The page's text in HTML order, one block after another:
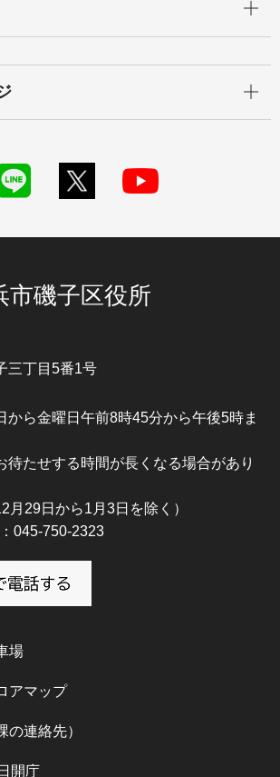
市磯子区役所
三丁目5番1号
から金曜日午前8時45分から午後5時ま
たせする時間が長くなる場合があり
月29日から1月3日を除く）
045-750-2323
場
アマップ
の連絡先）
開庁